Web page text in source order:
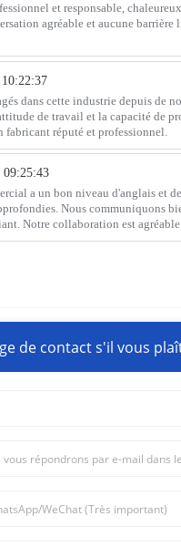
et responsable,
agréable et aucune
dans cette industrie depuis de
de travail et la capacité de
fabricant réputé et professionnel.
09:25:43
a un bon niveau d'anglais et
Nous communiquons
Notre collaboration est agréable
amis en privé.
de contact s'il vous